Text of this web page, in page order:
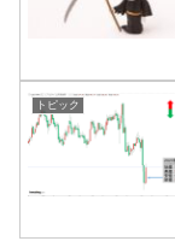
トピック